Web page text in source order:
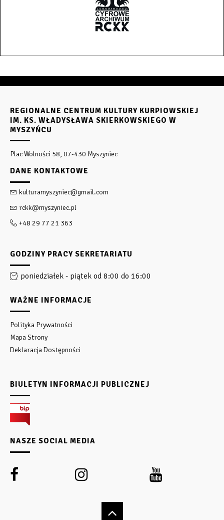
REGIONALNE CENTRUM KULTURY KURPIOWSKIEJ
IM. KS. WŁADYSŁAWA SKIERKOWSKIEGO W
MYSZYŃCU
Plac Wolności 58, 07-430 Myszyniec
DANE KONTAKTOWE
kulturamyszyniec@gmail.com
rckk@myszyniec.pl
+48 29 77 21 363
GODZINY PRACY SEKRETARIATU
poniedziałek - piątek od 8:00 do 16:00
WAŻNE INFORMACJE
Polityka Prywatności
Mapa Strony
Deklaracja Dostępności
BIULETYN INFORMACJI PUBLICZNEJ
NASZE SOCIAL MEDIA